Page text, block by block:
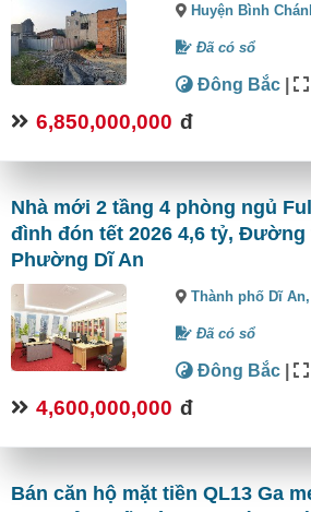
Huyện Bình
Đã có sổ
Đông Bắc |
6,850,000,000 đ
Nhà mới 2 tầng 4 phòng ngủ
đình đón tết 2026 4,6 tỷ, Đường
Phường Dĩ An
Thành phố Dĩ
Đã có sổ
Đông Bắc |
4,600,000,000 đ
Bán căn hộ mặt tiền QL13 Ga